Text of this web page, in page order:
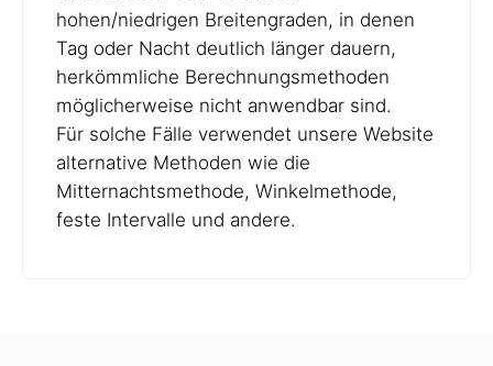
hohen/niedrigen Breitengraden, in denen
Tag oder Nacht deutlich länger dauern,
herkömmliche Berechnungsmethoden
möglicherweise nicht anwendbar sind.
Für solche Fälle verwendet unsere Website
alternative Methoden wie die
Mitternachtsmethode, Winkelmethode,
feste Intervalle und andere.